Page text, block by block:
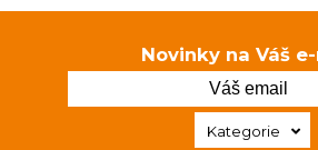
Novinky na Váš
Kategorie